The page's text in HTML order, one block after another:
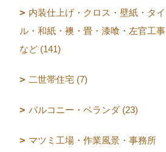
内装仕上げ・クロス・壁紙・タイ
ル・和紙・襖・畳・漆喰・左官工事
など (141)
二世帯住宅 (7)
バルコニー・ベランダ (23)
マツミ工場・作業風景・事務所